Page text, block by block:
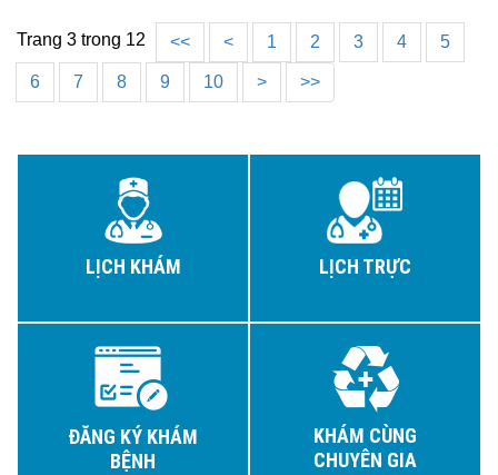
Trang 3 trong 12 << < 1 2 3 4 5
6 7 8 9 10 > >>
LỊCH KHÁM LỊCH TRỰC
ĐĂNG KÝ KHÁM
BỆNH
KHÁM CÙNG
CHUYÊN GIA